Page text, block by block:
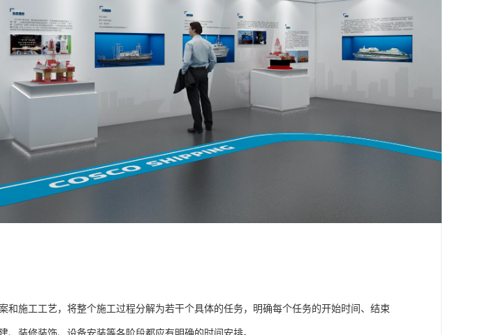
和施工工艺，将整个施工过程分解为若干个具体的任务，明确每个任务的开始时间、结束